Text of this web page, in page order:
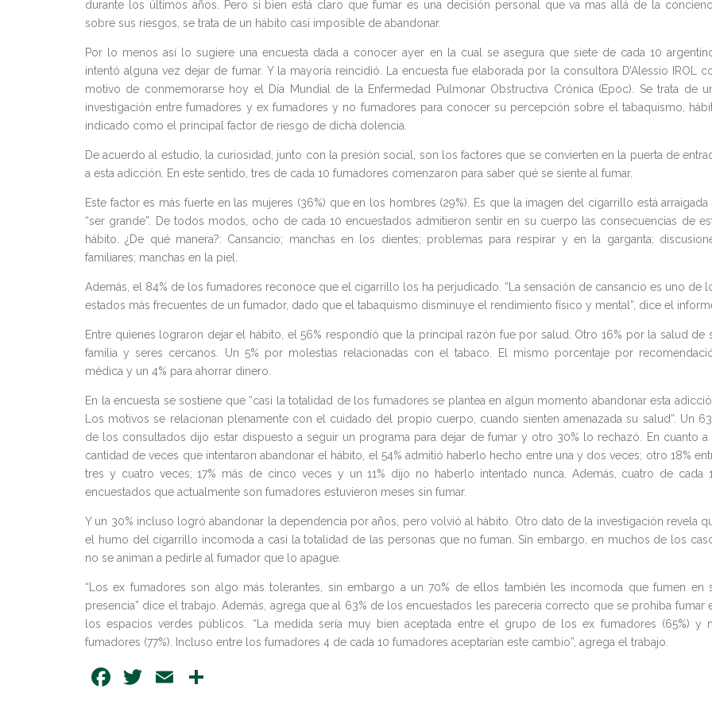
durante los últimos años. Pero si bien está claro que fumar es una decisión personal que va mas allá de la
sobre sus riesgos, se trata de un hábito casi imposible de abandonar.
Por lo menos así lo sugiere una encuesta dada a conocer ayer en la cual se asegura que siete de cada 10
intentó alguna vez dejar de fumar. Y la mayoría reincidió. La encuesta fue elaborada por la consultora D’Alessio IROL
motivo de conmemorarse hoy el Día Mundial de la Enfermedad Pulmonar Obstructiva Crónica (Epoc). Se trata de
investigación entre fumadores y ex fumadores y no fumadores para conocer su percepción sobre el tabaquismo,
indicado como el principal factor de riesgo de dicha dolencia.
De acuerdo al estudio, la curiosidad, junto con la presión social, son los factores que se convierten en la puerta de
a esta adicción. En este sentido, tres de cada 10 fumadores comenzaron para saber qué se siente al fumar.
Este factor es más fuerte en las mujeres (36%) que en los hombres (29%). Es que la imagen del cigarrillo está arraigada
“ser grande”. De todos modos, ocho de cada 10 encuestados admitieron sentir en su cuerpo las consecuencias de
hábito. ¿De qué manera?: Cansancio; manchas en los dientes; problemas para respirar y en la garganta;
familiares; manchas en la piel.
Además, el 84% de los fumadores reconoce que el cigarrillo los ha perjudicado. “La sensación de cansancio es uno de
estados más frecuentes de un fumador, dado que el tabaquismo disminuye el rendimiento físico y mental”, dice el
Entre quienes lograron dejar el hábito, el 56% respondió que la principal razón fue por salud. Otro 16% por la salud de
familia y seres cercanos. Un 5% por molestias relacionadas con el tabaco. El mismo porcentaje por
médica y un 4% para ahorrar dinero.
En la encuesta se sostiene que “casi la totalidad de los fumadores se plantea en algún momento abandonar esta
Los motivos se relacionan plenamente con el cuidado del propio cuerpo, cuando sienten amenazada su salud”. Un
de los consultados dijo estar dispuesto a seguir un programa para dejar de fumar y otro 30% lo rechazó. En cuanto a
cantidad de veces que intentaron abandonar el hábito, el 54% admitió haberlo hecho entre una y dos veces; otro 18%
tres y cuatro veces; 17% más de cinco veces y un 11% dijo no haberlo intentado nunca. Además, cuatro de cada
encuestados que actualmente son fumadores estuvieron meses sin fumar.
Y un 30% incluso logró abandonar la dependencia por años, pero volvió al hábito. Otro dato de la investigación revela
el humo del cigarrillo incomoda a casi la totalidad de las personas que no fuman. Sin embargo, en muchos de los
no se animan a pedirle al fumador que lo apague.
“Los ex fumadores son algo más tolerantes, sin embargo a un 70% de ellos también les incomoda que fumen en
presencia” dice el trabajo. Además, agrega que al 63% de los encuestados les parecería correcto que se prohiba fumar
los espacios verdes públicos. “La medida sería muy bien aceptada entre el grupo de los ex fumadores (65%) y
fumadores (77%). Incluso entre los fumadores 4 de cada 10 fumadores aceptarían este cambio”, agrega el trabajo.
Facebook
Twitter
Email